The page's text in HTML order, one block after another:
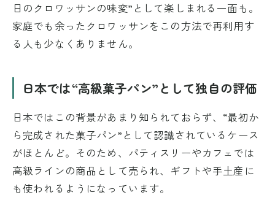
日のクロワッサンの味変”として楽しまれる一面も。
家庭でも余ったクロワッサンをこの方法で再利用す
る人も少なくありません。
日本では“高級菓子パン”として独自の評価
日本ではこの背景があまり知られておらず、“最初か
ら完成された菓子パン”として認識されているケース
がほとんど。そのため、パティスリーやカフェでは
高級ラインの商品として売られ、ギフトや手土産に
も使われるようになっています。